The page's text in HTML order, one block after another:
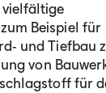
vielfältige
Beispiel für
und Tiefbau
von
für